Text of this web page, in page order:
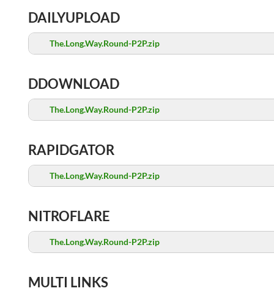
DAILYUPLOAD
The.Long.Way.Round-P2P.zip
DDOWNLOAD
The.Long.Way.Round-P2P.zip
RAPIDGATOR
The.Long.Way.Round-P2P.zip
NITROFLARE
The.Long.Way.Round-P2P.zip
MULTI LINKS